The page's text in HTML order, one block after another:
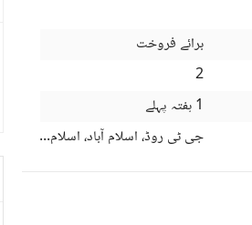
برائے فروخت
2
1 ہفتہ پہلے
جی ٹی روڈ، اسلام آباد، اسلام آباد کیپیٹل